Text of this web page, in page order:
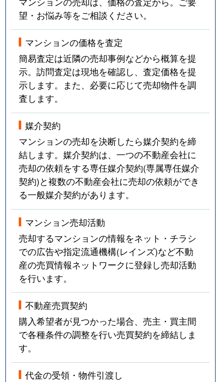
望・お悩み等をご相談ください。
マンションの価格を査定
簡易査定は近隣の売却事例などから概算を提
示。訪問査定は現地を確認し、査定価格を提
示します。また、必要に応じて売却物件を調
査します。
媒介契約
マンションの売却を決断したら媒介契約を締
結します。媒介契約は、一つの不動産会社に
売却の依頼をする専任媒介契約(専属専任媒介
契約)と複数の不動産会社に売却の依頼ができ
る一般媒介契約があります。
マンション売却活動
売却するマンションの情報をネット・チラシ
での広告や指定流通機構(レインズ)など不動
産の売買情報ネットワークに登録し売却活動
を行います。
不動産売買契約
購入希望者が見つかった場合、売主・買主間
で各種条件の調整を行い売買契約を締結しま
す。
代金の受領・物件引渡し